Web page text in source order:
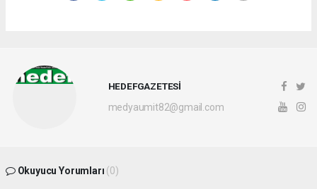
HEDEFGAZETESİ
medyaumit82@gmail.com
Okuyucu Yorumları (0)